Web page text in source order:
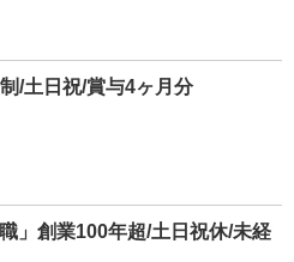
/土日祝/賞与4ヶ月分
」創業100年超/土日祝休/未経